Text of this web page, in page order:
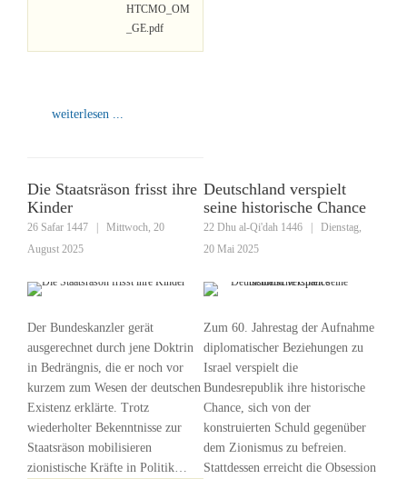
HTCMO_OM
_GE.pdf
weiterlesen ...
Die Staatsräson frisst ihre
Kinder
26 Safar 1447
Mittwoch, 20
August 2025
Der Bundeskanzler gerät
ausgerechnet durch jene Doktrin
in Bedrängnis, die er noch vor
kurzem zum Wesen der deutschen
Existenz erklärte. Trotz
wiederholter Bekenntnisse zur
Staatsräson mobilisieren
zionistische Kräfte in Politik…
Deutschland verspielt
seine historische Chance
22 Dhu al-Qi'dah 1446
Dienstag,
20 Mai 2025
Zum 60. Jahrestag der Aufnahme
diplomatischer Beziehungen zu
Israel verspielt die
Bundesrepublik ihre historische
Chance, sich von der
konstruierten Schuld gegenüber
dem Zionismus zu befreien.
Stattdessen erreicht die Obsession